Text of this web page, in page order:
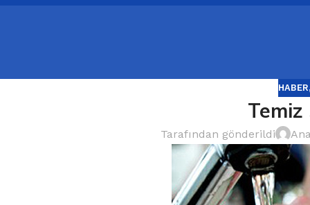
HABER
Temiz
Tarafından gönderildi